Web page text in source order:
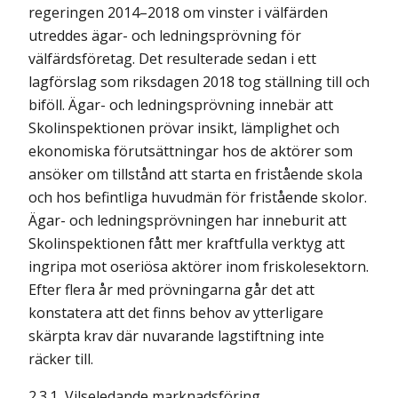
regeringen 2014–2018 om vinster i välfärden
utreddes ägar- och ledningsprövning för
välfärdsföretag. Det resulterade sedan i ett
lagförslag som riksdagen 2018 tog ställning till och
biföll. Ägar- och ledningsprövning innebär att
Skolinspektionen prövar insikt, lämplighet och
ekono­miska förutsättningar hos de aktörer som
ansöker om tillstånd att starta en fristående skola
och hos befintliga huvudmän för fristående skolor.
Ägar- och ledningsprövningen har inneburit att
Skolinspektionen fått mer kraftfulla verktyg att
ingripa mot oseriösa aktörer inom friskolesektorn.
Efter flera år med prövningarna går det att
konstatera att det finns behov av ytterligare
skärpta krav där nuvarande lagstiftning inte
räcker till.